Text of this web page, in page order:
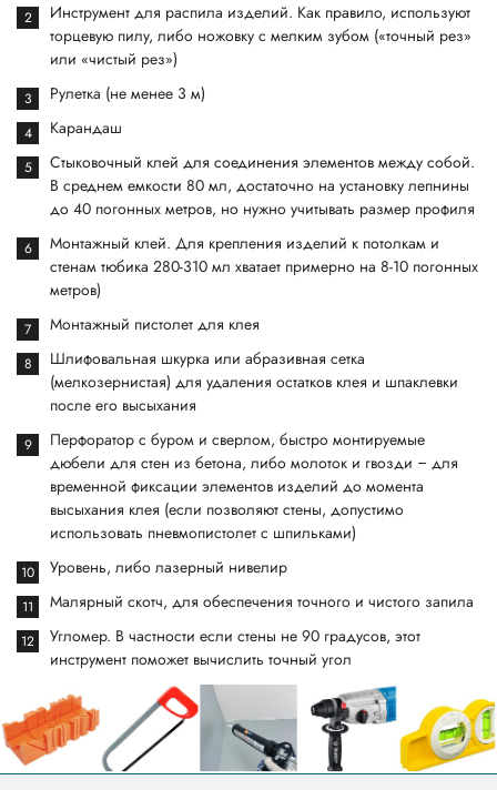
Инструмент для распила изделий. Как правило, используют
торцевую пилу, либо ножовку с мелким зубом («точный рез»
или «чистый рез»)
Рулетка (не менее 3 м)
Карандаш
Стыковочный клей для соединения элементов между собой.
В среднем емкости 80 мл, достаточно на установку лепнины
до 40 погонных метров, но нужно учитывать размер профиля
Монтажный клей. Для крепления изделий к потолкам и
стенам тюбика 280-310 мл хватает примерно на 8-10 погонных
метров)
Монтажный пистолет для клея
Шлифовальная шкурка или абразивная сетка
(мелкозернистая) для удаления остатков клея и шпаклевки
после его высыхания
Перфоратор с буром и сверлом, быстро монтируемые
дюбели для стен из бетона, либо молоток и гвозди – для
временной фиксации элементов изделий до момента
высыхания клея (если позволяют стены, допустимо
использовать пневмопистолет с шпильками)
Уровень, либо лазерный нивелир
Малярный скотч, для обеспечения точного и чистого запила
Угломер. В частности если стены не 90 градусов, этот
инструмент поможет вычислить точный угол